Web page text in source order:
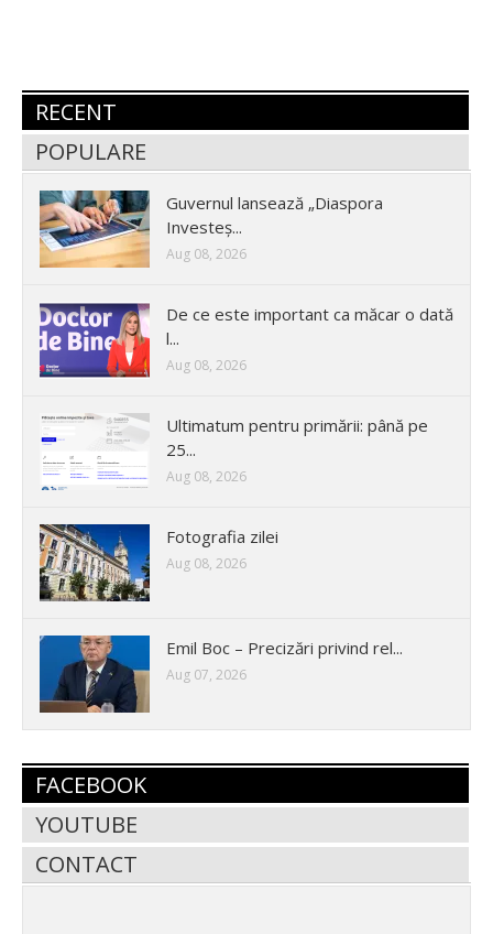
RECENT
POPULARE
Guvernul lansează „Diaspora
Investeș...
Aug 08, 2026
De ce este important ca măcar o dată
l...
Aug 08, 2026
Ultimatum pentru primării: până pe
25...
Aug 08, 2026
Fotografia zilei
Aug 08, 2026
Emil Boc – Precizări privind rel...
Aug 07, 2026
FACEBOOK
YOUTUBE
CONTACT